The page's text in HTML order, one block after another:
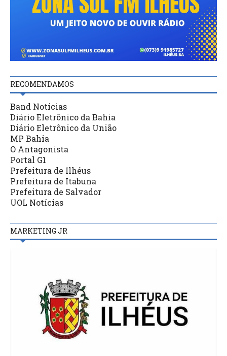
RECOMENDAMOS
Band Notícias
Diário Eletrônico da Bahia
Diário Eletrônico da União
MP Bahia
O Antagonista
Portal G1
Prefeitura de Ilhéus
Prefeitura de Itabuna
Prefeitura de Salvador
UOL Notícias
MARKETING JR